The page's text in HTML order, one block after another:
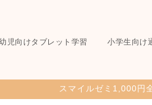
児向けタブレット学習 小学生向け
スマイルゼミ1,000円